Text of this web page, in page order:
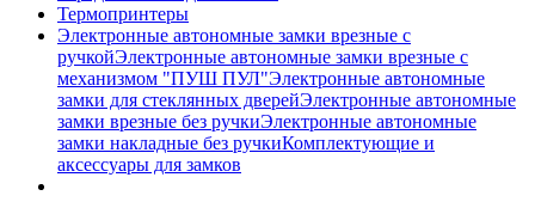
Термопринтеры
Электронные автономные замки врезные с
ручкойЭлектронные автономные замки врезные с
механизмом "ПУШ ПУЛ"Электронные автономные
замки для стеклянных дверейЭлектронные автономные
замки врезные без ручкиЭлектронные автономные
замки накладные без ручкиКомплектующие и
аксессуары для замков